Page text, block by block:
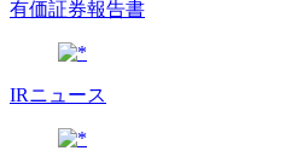
有価証券報告書
IRニュース